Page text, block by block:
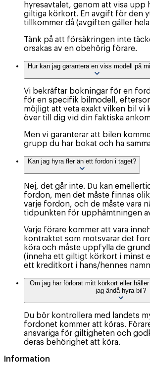
hyresavtalet, genom att visa upp
giltiga körkort. En avgift för den
tillkommer då (avgiften gäller
Tänk på att försäkringen inte
orsakas av en obehörig förare.
Hur kan jag garantera en viss modell på
Vi bekräftar bokningar för en
för en specifik bilmodell,
möjligt att veta exakt vilken bil vi
över till dig vid din faktiska
Men vi garanterar att bilen
grupp du har bokat och ha
Kan jag hyra fler än ett fordon i taget?
Nej, det går inte. Du kan
fordon, men det måste finnas
varje fordon, och de måste vara
tidpunkten för upphämtningen
Varje förare kommer att vara
kontraktet som motsvarar det
köra och måste uppfylla de
(inneha ett giltigt körkort i minst
ett kreditkort i hans/hennes
Om jag har förlorat mitt körkort eller
jag ändå hyra bil?
Du bör kontrollera med landets
fordonet kommer att köras.
ansvariga för giltigheten och
deras behörighet att köra.
Information